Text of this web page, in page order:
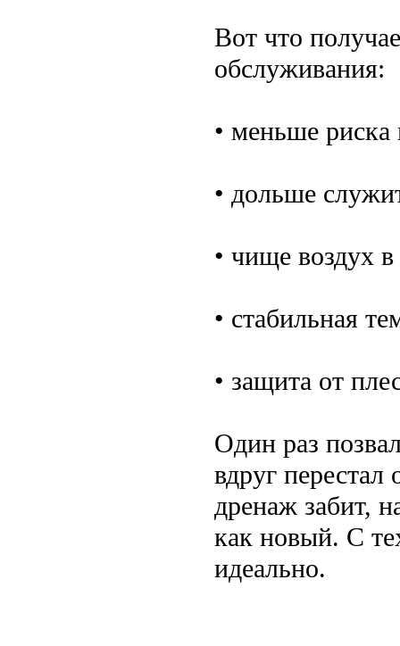
Вот что
обслуживания:
• меньше
• дольше
• чище воздух
• стабильная
• защита от
Один раз
вдруг
дренаж забит,
как новый. С
идеально.